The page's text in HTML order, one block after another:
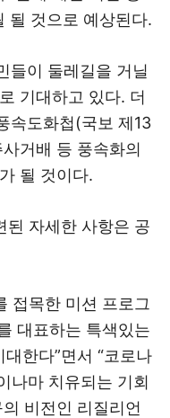
될 것으로 예상된다.
들이 둘레길을 거닐
기대하고 있다. 더
속도화첩(국보 제13
거배 등 풍속화의
될 것이다.
된 자세한 사항은 공
접목한 미션 프로그
대표하는 특색있는
한다”면서 “코로나
나마 치유되는 기회
비전인 리질리언